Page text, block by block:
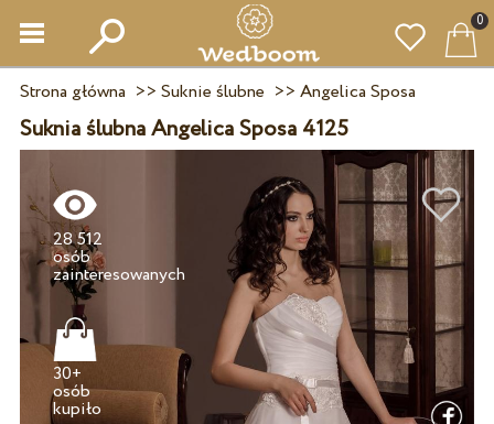
0
Strona główna >> Suknie ślubne >> Angelica Sposa
Suknia ślubna Angelica Sposa 4125
28 512
osób
30+
osób
kupiło